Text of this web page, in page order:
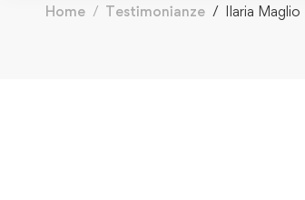
Home Testimonianze Ilaria Maglio